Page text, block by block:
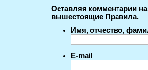
Оставляя комментарии
вышестоящие Правила.
Имя, отчество,
E-mail